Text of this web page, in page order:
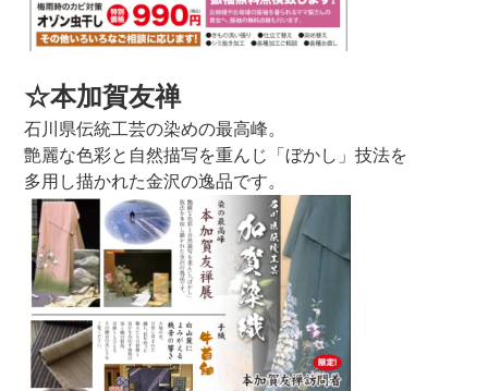
☆本加賀友禅
石川県伝統工芸の染めの最高峰。
艶麗な色彩と自然描写を重んじ「ぼかし」技法を
多用し描かれた金沢の逸品です。